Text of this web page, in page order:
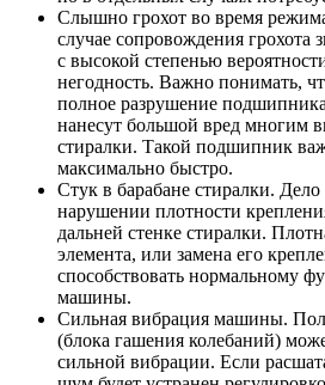
Слышно грохот во время
случае сопровождения грохота
с высокой степенью
негодность. Важно понимать,
полное разрушение
нанесут большой вред многим
стиралки. Такой подшипник
максимально быстро.
Стук в барабане стиралки.
нарушении плотности
дальней стенке стиралки.
элемента, или замена его
способствовать нормальному
машины.
Сильная вибрация машины.
(блока гашения колебаний)
сильной вибрации. Если